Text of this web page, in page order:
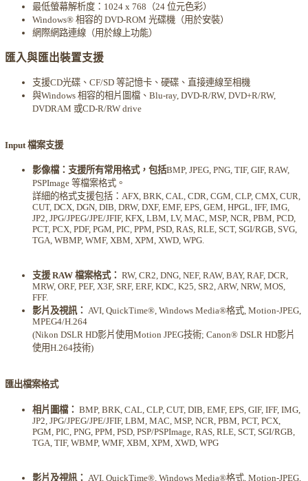
最低螢幕解析度：1024 x 768（24 位元色彩）
Windows® 相容的 DVD-ROM 光碟機（用於安裝）
網際網路連線（用於線上功能）
匯入與匯出裝置支援
支援CD光碟、CF/SD 等記憶卡、硬碟、直接連線至相機
與Windows 相容的相片圖檔、Blu-ray, DVD-R/RW, DVD+R/RW,
DVDRAM 或CD-R/RW drive
Input 檔案支援
影像檔：支援所有常用格式，包括BMP, JPEG, PNG, TIF, GIF, RAW,
PSPImage 等檔案格式。
詳細的格式支援包括：AFX, BRK, CAL, CDR, CGM, CLP, CMX, CUR,
CUT, DCX, DGN, DIB, DRW, DXF, EMF, EPS, GEM, HPGL, IFF, IMG,
JP2, JPG/JPEG/JPE/JFIF, KFX, LBM, LV, MAC, MSP, NCR, PBM, PCD,
PCT, PCX, PDF, PGM, PIC, PPM, PSD, RAS, RLE, SCT, SGI/RGB, SVG,
TGA, WBMP, WMF, XBM, XPM, XWD, WPG.
支援 RAW 檔案格式： RW, CR2, DNG, NEF, RAW, BAY, RAF, DCR,
MRW, ORF, PEF, X3F, SRF, ERF, KDC, K25, SR2, ARW, NRW, MOS,
FFF.
影片及視訊： AVI, QuickTime®, Windows Media®格式, Motion-JPEG,
MPEG4/H.264
(Nikon DSLR HD影片使用Motion JPEG技術; Canon® DSLR HD影片
使用H.264技術)
匯出檔案格式
相片圖檔： BMP, BRK, CAL, CLP, CUT, DIB, EMF, EPS, GIF, IFF, IMG,
JP2, JPG/JPEG/JPE/JFIF, LBM, MAC, MSP, NCR, PBM, PCT, PCX,
PGM, PIC, PNG, PPM, PSD, PSP/PSPImage, RAS, RLE, SCT, SGI/RGB,
TGA, TIF, WBMP, WMF, XBM, XPM, XWD, WPG
影片及視訊： AVI, QuickTime®, Windows Media®格式, Motion-JPEG,